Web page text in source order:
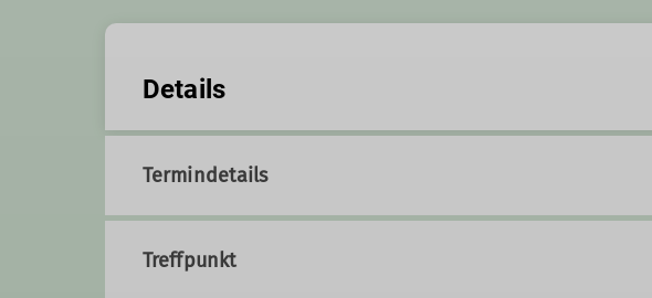
Details
Termindetails
Treffpunkt